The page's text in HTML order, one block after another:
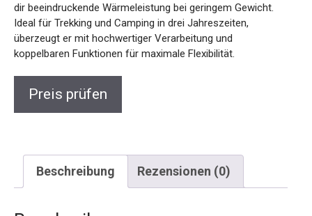
dir beeindruckende Wärmeleistung bei geringem Gewicht.
Ideal für Trekking und Camping in drei Jahreszeiten,
überzeugt er mit hochwertiger Verarbeitung und
koppelbaren Funktionen für maximale Flexibilität.
Preis prüfen
Beschreibung Rezensionen (0)